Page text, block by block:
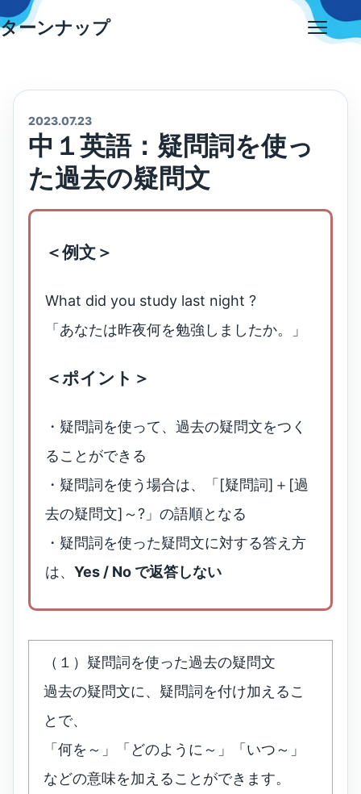
Skip
to
ターンナップ
2023.07.23
中１英語：疑問詞を使っ
た過去の疑問文
＜例文＞
What did you study last night ?
「あなたは昨夜何を勉強しましたか。」
＜ポイント＞
・疑問詞を使って、過去の疑問文をつく
ることができる
・疑問詞を使う場合は、「[疑問詞]＋[過
去の疑問文]～?」の語順となる
・疑問詞を使った疑問文に対する答え方
は、 Yes / No で返答しない
（１）疑問詞を使った過去の疑問文
過去の疑問文に、疑問詞を付け加えるこ
とで、
「何を～」「どのように～」「いつ～」
などの意味を加えることができます。